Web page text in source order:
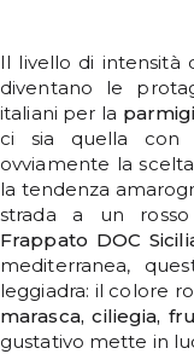
Il livello di intensità
diventano le
italiani per la
ci sia quella con
ovviamente la
la tendenza
strada a un
Frappato DOC
mediterranea,
leggiadra: il colore
marasca, ciliegia,
gustativo mette in